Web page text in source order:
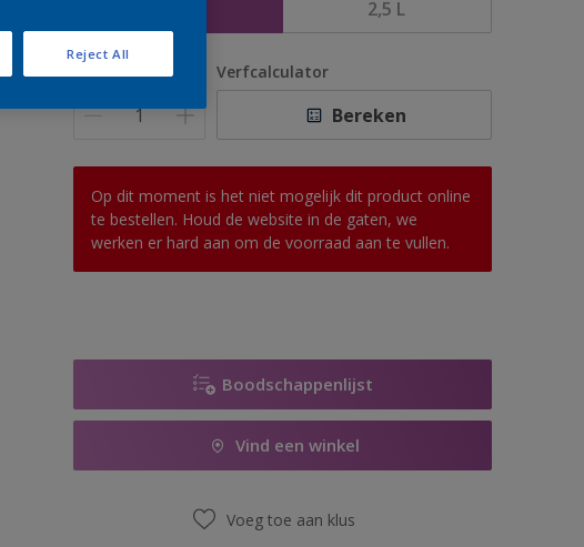
2,5 L
Aantal Verfcalculator
Bereken
Op dit moment is het niet mogelijk dit product online
te bestellen. Houd de website in de gaten, we
werken er hard aan om de voorraad aan te vullen.
Boodschappenlijst
Vind een winkel
Voeg toe aan klus
Reject All